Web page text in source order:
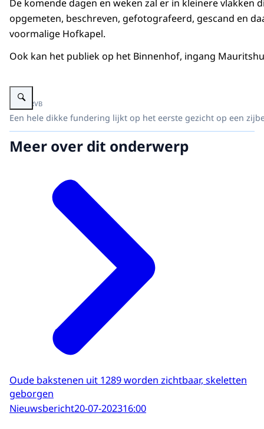
Audiobeschrijving
mp3 1.1 MB
Download
(Beeldtekst: Zo wordt hier vermoedelijk een
(Ook zijn er kleine mozaïek vloertegeltjes
verschillende kleuren.)
(Met deze beelden sluiten we de eerste week
(Als u benieuwd bent of er nieuwe vondsten
(Versnelde beelden van mensen die bezig zijn
De komende dagen en weken zal er in kleinere
opgemeten, beschreven, gefotografeerd, gescand en
voormalige Hofkapel.
Ook kan het publiek op het Binnenhof, ingang
Vergroot afbeelding Hofkapel Zijbeuk en spaarboog 5 dag
Beeld: RVB
Een hele dikke fundering lijkt op het eerste gezicht op een
Meer over dit onderwerp
Oude bakstenen uit 1289 worden zichtbaar, skeletten
geborgen
Nieuwsbericht20-07-202316:00